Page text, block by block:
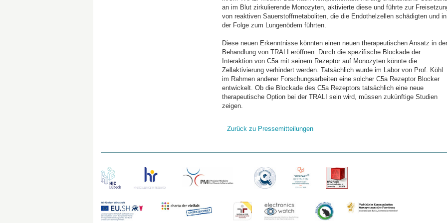
an im Blut zirkulierende Monozyten, aktivierte diese und führte zur
von reaktiven Sauerstoffmetaboliten, die die Endothelzellen schädigten und in
der Folge zum Lungenödem führten.
Diese neuen Erkenntnisse könnten einen neuen therapeutischen Ansatz in der
Behandlung von TRALI eröffnen. Durch die spezifische Blockade der
Interaktion von C5a mit seinem Rezeptor auf Monozyten könnte die
Zellaktivierung verhindert werden. Tatsächlich wurde im Labor von Prof. Köhl
im Rahmen anderer Forschungsarbeiten eine solcher C5a Rezeptor Blocker
entwickelt. Ob die Blockade des C5a Rezeptors tatsächlich eine neue
therapeutische Option bei der TRALI sein wird, müssen zukünftige Studien
zeigen.
Zurück zu Pressemitteilungen